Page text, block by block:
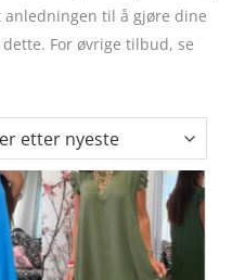
til å gjøre dine
For øvrige tilbud, se